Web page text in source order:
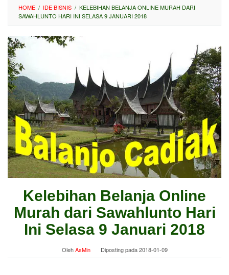
HOME / IDE BISNIS / KELEBIHAN BELANJA ONLINE MURAH DARI
SAWAHLUNTO HARI INI SELASA 9 JANUARI 2018
Kelebihan Belanja Online
Murah dari Sawahlunto Hari
Ini Selasa 9 Januari 2018
OlehAsMin Diposting pada2018-01-09